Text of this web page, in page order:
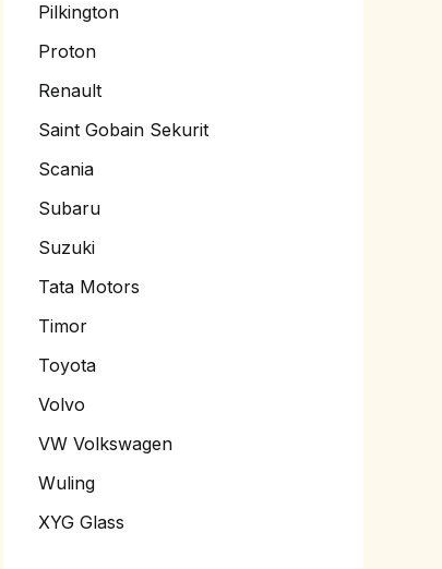
Pilkington
Proton
Renault
Saint Gobain Sekurit
Scania
Subaru
Suzuki
Tata Motors
Timor
Toyota
Volvo
VW Volkswagen
Wuling
XYG Glass